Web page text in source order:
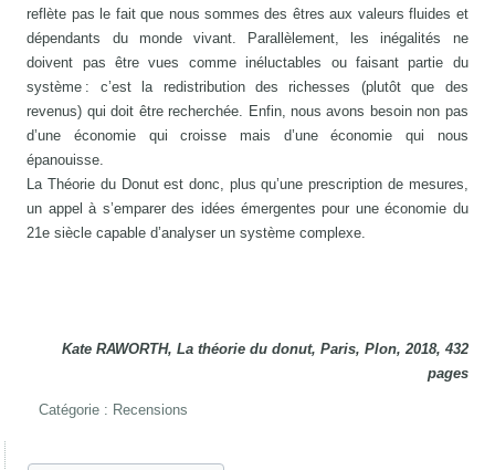
reflète pas le fait que nous sommes des êtres aux valeurs fluides et
dépendants du monde vivant. Parallèlement, les inégalités ne
doivent pas être vues comme inéluctables ou faisant partie du
système : c’est la redistribution des richesses (plutôt que des
revenus) qui doit être recherchée. Enfin, nous avons besoin non pas
d’une économie qui croisse mais d’une économie qui nous
épanouisse.
La Théorie du Donut est donc, plus qu’une prescription de mesures,
un appel à s’emparer des idées émergentes pour une économie du
21e siècle capable d’analyser un système complexe.
Kate RAWORTH, La théorie du donut, Paris, Plon, 2018, 432
pages
Catégorie : Recensions